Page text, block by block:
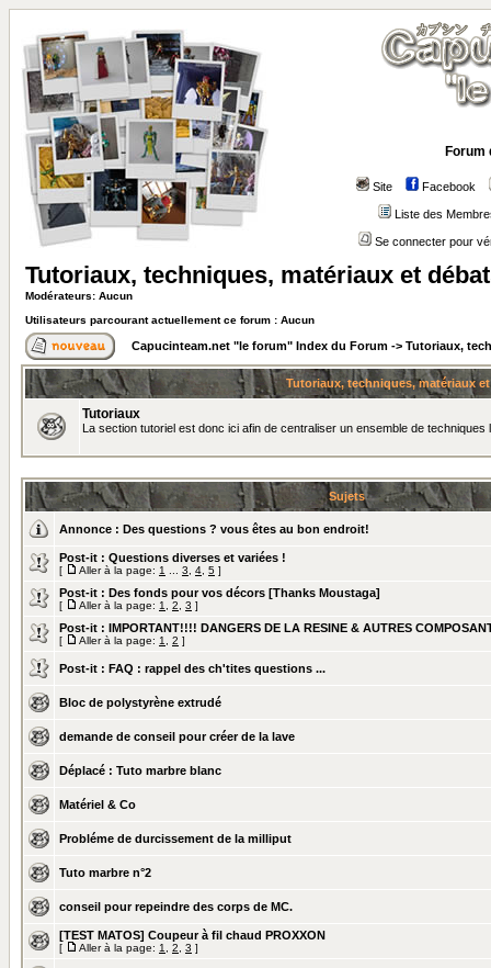
Forum
Site Facebook
Liste des
Se connecter pour
Tutoriaux, techniques, matériaux et
Modérateurs: Aucun
Utilisateurs parcourant actuellement ce forum : Aucun
Capucinteam.net "le forum" Index du Forum -> Tutoriaux,
Tutoriaux, techniques, matériaux
Tutoriaux
La section tutoriel est donc ici afin de centraliser un ensemble de
Sujets
Annonce : Des questions ? vous êtes au bon endroit!
Post-it : Questions diverses et variées !
[ Aller à la page: 1 3 4 5 ]
Post-it : Des fonds pour vos décors [Thanks Moustaga]
[ Aller à la page: 1 2 3 ]
Post-it : IMPORTANT!!!! DANGERS DE LA RESINE & AUTRES
[ Aller à la page: 1 2 ]
Post-it : FAQ : rappel des ch'tites questions ...
Bloc de polystyrène extrudé
demande de conseil pour créer de la lave
Déplacé : Tuto marbre blanc
Matériel & Co
Probléme de durcissement de la milliput
Tuto marbre n°2
conseil pour repeindre des corps de MC.
[TEST MATOS] Coupeur à fil chaud PROXXON
[ Aller à la page: 1 2 3 ]